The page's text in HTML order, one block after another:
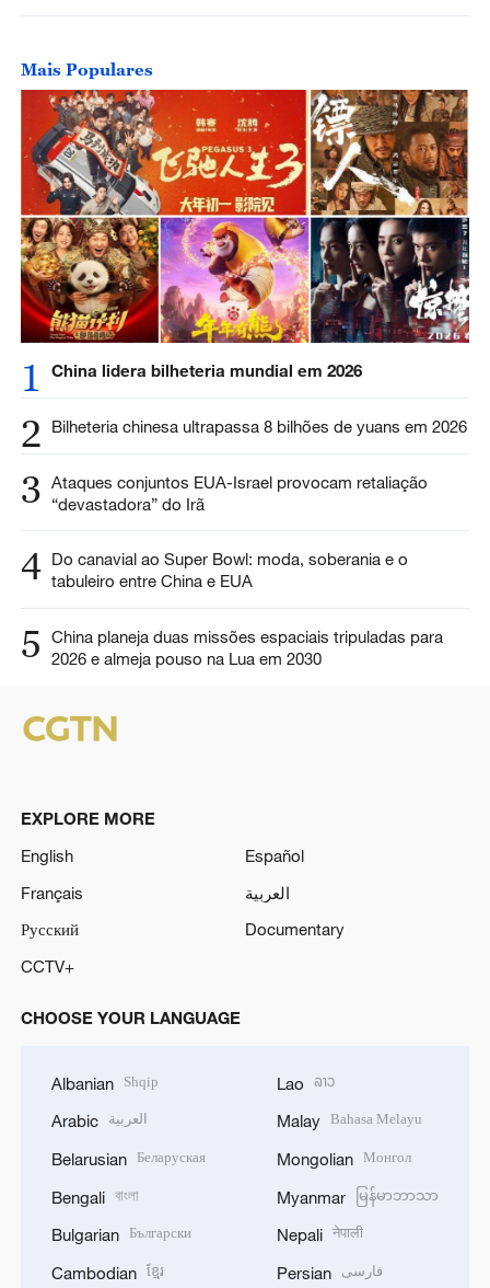
Mais Populares
1 China lidera bilheteria mundial em 2026
2 Bilheteria chinesa ultrapassa 8 bilhões de yuans em 2026
3 Ataques conjuntos EUA-Israel provocam retaliação
“devastadora” do Irã
4 Do canavial ao Super Bowl: moda, soberania e o
tabuleiro entre China e EUA
5
China planeja duas missões espaciais tripuladas para
2026 e almeja pouso na Lua em 2030
EXPLORE MORE
English
Español
Français
العربية
Русский
Documentary
CCTV+
CHOOSE YOUR LANGUAGE
Albanian Shqip
Arabic العربية
Belarusian Беларуская
Bengali বাংলা
Bulgarian Български
Cambodian ខ្មែរ
Lao ລາວ
Malay Bahasa Melayu
Mongolian Монгол
Myanmar မြန်မာဘာသာ
Nepali नेपाली
Persian فارسی